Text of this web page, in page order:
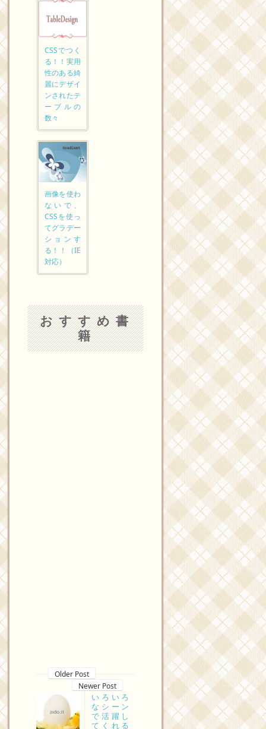
CSSでつく
る！！実用
性のある綺
麗にデザイ
ンされたテ
ーブルの
数々
画像を使わ
ないで、
CSSを使っ
てグラデー
ションす
る！！（IE
対応）
おすすめ書
籍
Older Post
Newer Post
いろいろ
なシーン
で活躍し
てくれる